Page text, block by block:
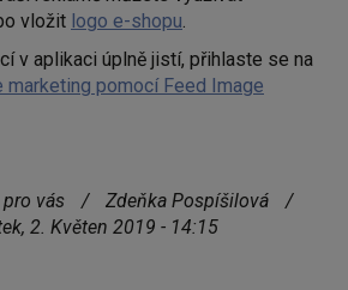
vložit logo e-shopu.
v aplikaci úplně jistí, přihlaste se na
marketing pomocí Feed Image
vás / Zdeňka Pospíšilová
/
2. Květen 2019 - 14:15